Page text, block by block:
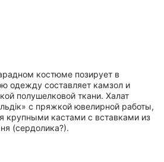
костюме позирует в
одежду составляет камзол и
полушелковой ткани. Халат
с пряжкой ювелирной работы,
крупными кастами с вставками из
(сердолика?).